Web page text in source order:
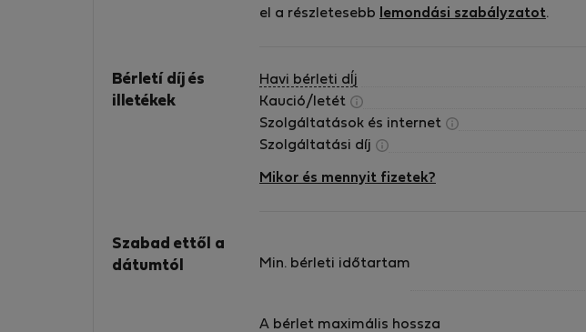
el a részletesebb
lemondási szabályzatot.
Bérletí díj és
illetékek
Havi bérleti dÍj
Kaució/letét
Szolgáltatások és internet
Szolgáltatási díj
Mikor és mennyit fizetek?
Szabad ettől a
dátumtól
Min. bérleti időtartam
A bérlet maximális hossza